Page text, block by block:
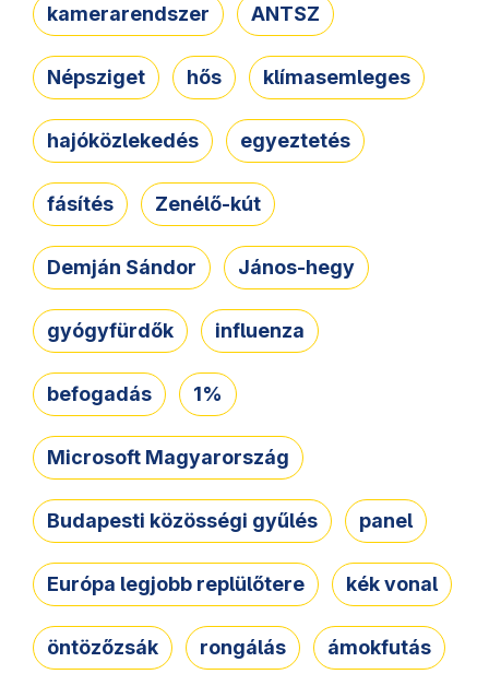
kamerarendszer ANTSZ
Népsziget hős klímasemleges
hajóközlekedés egyeztetés
fásítés Zenélő-kút
Demján Sándor János-hegy
gyógyfürdők influenza
befogadás 1%
Microsoft Magyarország
Budapesti közösségi gyűlés panel
Európa legjobb replülőtere kék vonal
öntözőzsák rongálás ámokfutás